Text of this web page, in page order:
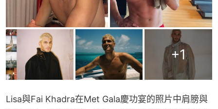
+1
Lisa與Fai Khadra在Met Gala慶功宴的照片中肩膀與